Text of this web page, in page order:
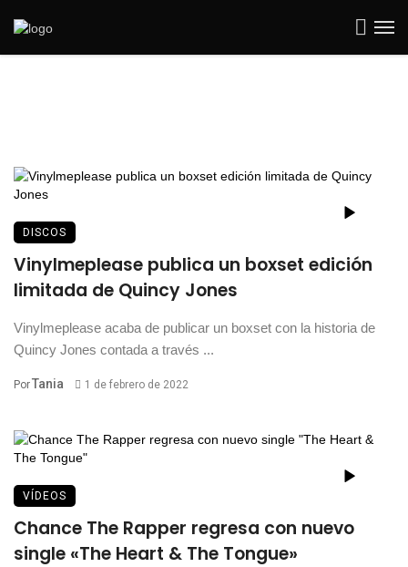
DISCOS
Vinylmeplease publica un boxset edición
limitada de Quincy Jones
Vinylmeplease acaba de publicar un boxset con la historia de
Quincy Jones contada a través ...
PorTania 1 de febrero de 2022
VÍDEOS
Chance The Rapper regresa con nuevo
single «The Heart & The Tongue»